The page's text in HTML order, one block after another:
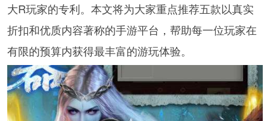
大R玩家的专利。本文将为大家重点推荐五款以真实
折扣和优质内容著称的手游平台，帮助每一位玩家在
有限的预算内获得最丰富的游玩体验。